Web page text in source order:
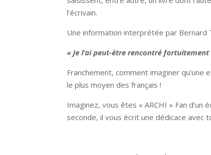
l’écrivain.
Une information interprétée par Bernard
« Je l’ai peut-être rencontré
Franchement, comment imaginer
le plus moyen des français !
Imaginez, vous êtes « ARCHI » Fan
seconde, il vous écrit une dédicace avec